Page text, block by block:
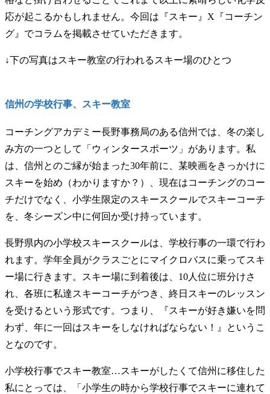
応が起こるかもしれません。今回は『スキー』X『コーチン
グ』でコラムを掲載させていただきます。
↓下の写真はスキー教室の行われるスキー場のひとつ
信州の学校行事、スキー教室
コーチングアカデミー長野事務局のある信州では、冬の楽し
み方の一つとして「ウィンタースポーツ」があります。私
は、信州とのご縁が始まった30年前に、某映画をきっかけに
スキーを始め（わかりますか？）、現在はコーチングのコー
チだけでなく、小学生限定のスキースクールでスキーコーチ
を、冬シーズン中に何回か受け持っています。
長野県内の小学校スキースクールは、学校行事の一環で行わ
れます。学年全員がクラスごとにマイクロバスに乗ってスキ
ー場に行きます。スキー場に到着後は、10人位に班分けさ
れ、各班に私達スキーコーチがつき、終日スキーのレッスン
を受けるという形式です。つまり、『スキーが好き嫌いを問
わず、年に一回はスキーをしなければならない！』というこ
となのです。
小学校行事でスキー教室…スキーがしたくて信州に移住した
私にとっては、「小学生の時から学校行事でスキーに連れて